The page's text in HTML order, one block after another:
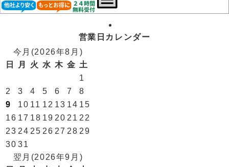
営業日カレンダー
今月(2026年8月)
日
月 火 水 木 金 土
1
2
3 4 5 6 7
8
9
10 11 12 13 14 15
16 17 18 19 20 21 22
23 24 25 26 27 28 29
30 31
翌月(2026年9月)